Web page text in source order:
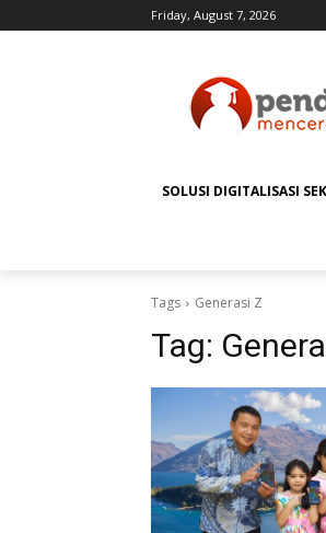
Friday, August 7, 2026
SOLUSI DIGITALISASI
Tags Generasi Z
Tag: